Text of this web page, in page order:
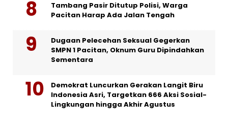
Tambang Pasir Ditutup Polisi, Warga
Pacitan Harap Ada Jalan Tengah
Dugaan Pelecehan Seksual Gegerkan
SMPN 1 Pacitan, Oknum Guru Dipindahkan
Sementara
Demokrat Luncurkan Gerakan Langit Biru
Indonesia Asri, Targetkan 666 Aksi Sosial-
Lingkungan hingga Akhir Agustus